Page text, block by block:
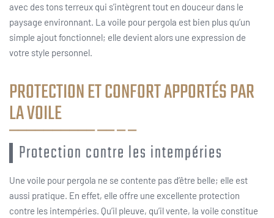
avec des tons terreux qui s’intègrent tout en douceur dans le
paysage environnant. La voile pour pergola est bien plus qu’un
simple ajout fonctionnel; elle devient alors une expression de
votre style personnel.
PROTECTION ET CONFORT APPORTÉS PAR
LA VOILE
Protection contre les intempéries
Une voile pour pergola ne se contente pas d’être belle; elle est
aussi pratique. En effet, elle offre une excellente protection
contre les intempéries. Qu’il pleuve, qu’il vente, la voile constitue